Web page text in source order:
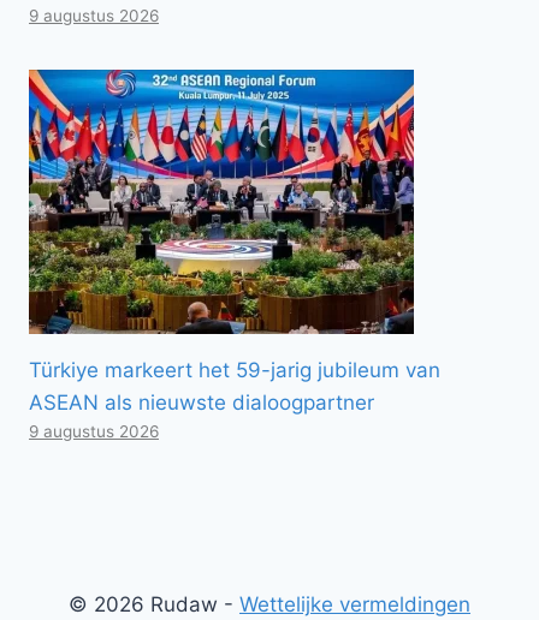
9 augustus 2026
Türkiye markeert het 59-jarig jubileum van
ASEAN als nieuwste dialoogpartner
9 augustus 2026
© 2026 Rudaw - Wettelijke vermeldingen